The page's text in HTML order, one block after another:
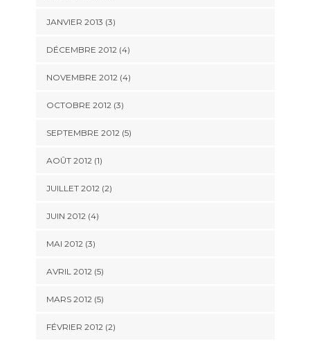
JANVIER 2013 (3)
DÉCEMBRE 2012(4)
NOVEMBRE 2012(4)
OCTOBRE 2012(3)
SEPTEMBRE 2012(5)
AOÛT 2012(1)
JUILLET 2012(2)
JUIN 2012(4)
MAI 2012(3)
AVRIL 2012(5)
MARS 2012(5)
FÉVRIER 2012(2)